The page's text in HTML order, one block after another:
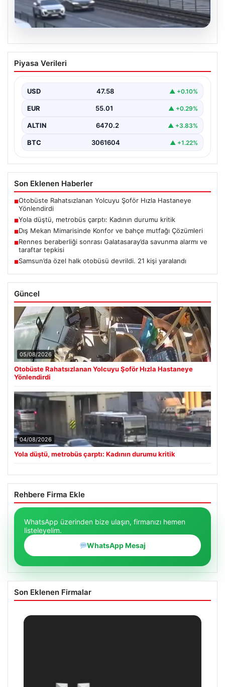
04.08.2026
Yola düştü, metrobüs çarptı: Kadının
durumu kritik
Piyasa Verileri
USD 47.58 ▲ +0.10%
EUR 55.01 ▲ +0.29%
ALTIN 6470.2 ▲ +3.83%
BTC 3061604 ▲ +1.22%
Son Eklenen Haberler
■Otobüste Rahatsızlanan Yolcuyu Şoför Hızla Hastaneye
Yönlendirdi
■Yola düştü, metrobüs çarptı: Kadının durumu kritik
■Dış Mekan Mimarisinde Konfor ve bahçe mutfağı Çözümleri
■Rennes beraberliği sonrası Galatasaray’da savunma alarmı ve
taraftar tepkisi
■Samsun’da özel halk otobüsü devrildi. 21 kişi yaralandı
Güncel
05/08/2026
Otobüste Rahatsızlanan Yolcuyu Şoför Hızla Hastaneye
Yönlendirdi
04/08/2026
Yola düştü, metrobüs çarptı: Kadının durumu kritik
Rehbere Firma Ekle
WhatsApp üzerinden bize ulaşın, firmanızı hemen
listeleyelim.
WhatsApp Mesaj
Son Eklenen Firmalar